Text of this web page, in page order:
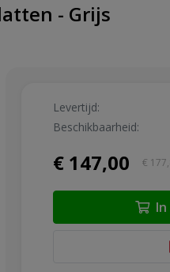
- Grijs
Levertijd:
Beschikbaarheid:
€ 147,00 €